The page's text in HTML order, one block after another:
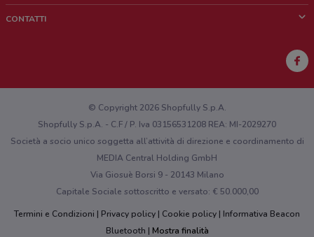
Lavora con noi
Richieste commerciali e marketing
CONTATTI
Hai un malfunzionamento sul web o sull'app?
© Copyright 2026 Shopfully S.p.A.
Shopfully S.p.A. - C.F / P. Iva 03156531208 REA: MI-2029270
Società a socio unico soggetta all’attività di direzione e coordinamento di
MEDIA Central Holding GmbH
Via Giosuè Borsi 9 - 20143 Milano
Capitale Sociale sottoscritto e versato: € 50.000,00
Termini e Condizioni
Privacy policy Cookie policy
Informativa Beacon
Bluetooth
Mostra finalità